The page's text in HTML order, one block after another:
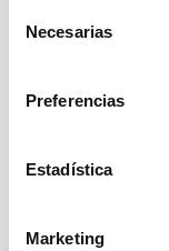
Necesarias
Preferencias
Estadística
Marketing
¡Este agua te ayuda a
Nuestra Black Detox Water rompe todas las